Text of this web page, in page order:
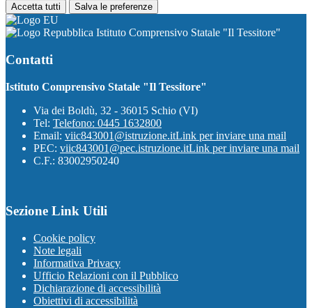
Accetta tutti Salva le preferenze
Istituto Comprensivo Statale "Il Tessitore"
Contatti
Istituto Comprensivo Statale "Il Tessitore"
Via dei Boldù, 32 - 36015 Schio (VI)
Tel: Telefono: 0445 1632800
Email: viic843001@istruzione.itLink per inviare una mail
PEC: viic843001@pec.istruzione.itLink per inviare una mail
C.F.: 83002950240
Sezione Link Utili
Cookie policy
Note legali
Informativa Privacy
Ufficio Relazioni con il Pubblico
Dichiarazione di accessibilità
Obiettivi di accessibilità